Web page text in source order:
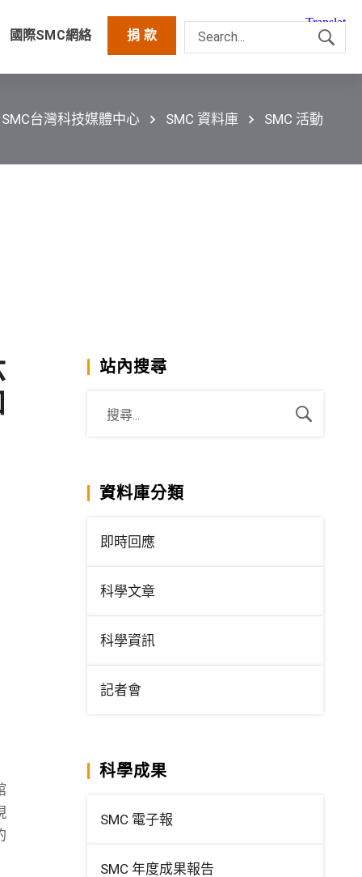
國際SMC網絡 捐 款
SMC台灣科技媒體中心 SMC 資料庫 SMC 活動
站內搜尋
資料庫分類
即時回應
科學文章
科學資訊
記者會
科學成果
SMC 電子報
SMC 年度成果報告